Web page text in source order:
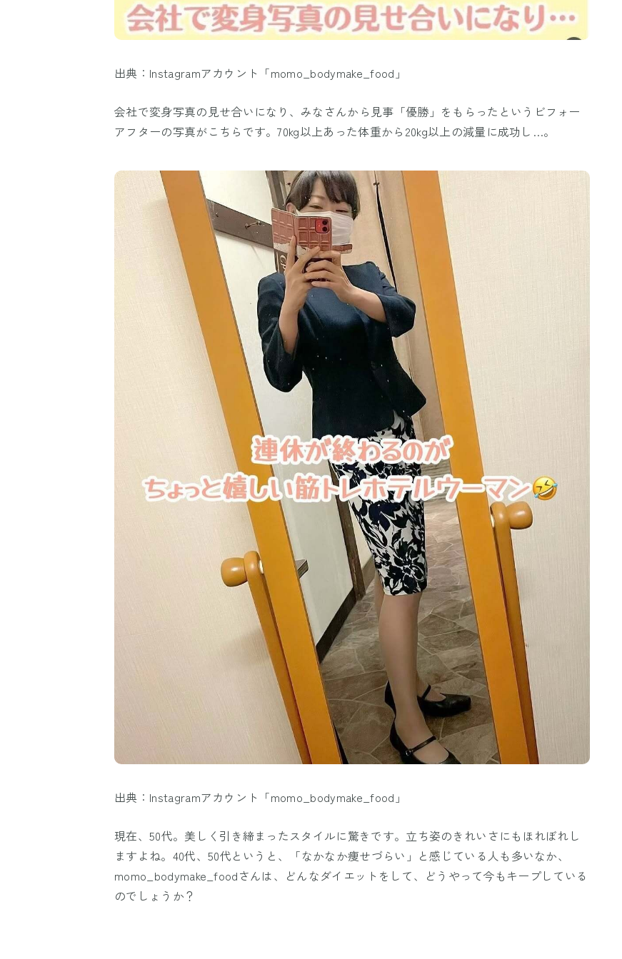
出典：Instagramアカウント「momo_bodymake_food」
会社で変身写真の見せ合いになり、みなさんから見事「優勝」をもらったというビフォー
アフターの写真がこちらです。70kg以上あった体重から20kg以上の減量に成功し…。
出典：Instagramアカウント「momo_bodymake_food」
現在、50代。美しく引き締まったスタイルに驚きです。立ち姿のきれいさにもほれぼれし
ますよね。40代、50代というと、「なかなか痩せづらい」と感じている人も多いなか、
momo_bodymake_foodさんは、どんなダイエットをして、どうやって今もキープしている
のでしょうか？